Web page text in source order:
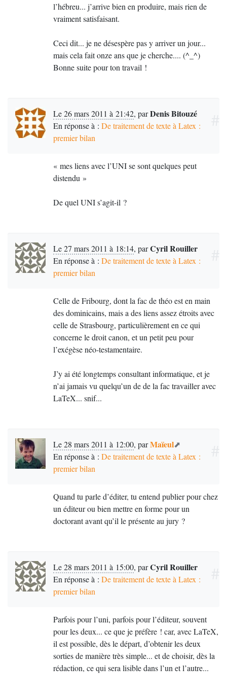
l’hébreu... j’arrive bien en produire, mais rien de
vraiment satisfaisant.
Ceci dit... je ne désespère pas y arriver un jour...
mais cela fait onze ans que je cherche.... (^_^)
Bonne suite pour ton travail !
Le 26 mars 2011 à 21:42, parDenis Bitouzé
En réponse à : De traitement de texte à Latex :
premier bilan
« mes liens avec l’UNIse sont quelques peut
distendu »
De quel UNIs’agit-il ?
Le 27 mars 2011 à 18:14, parCyril Rouiller
En réponse à : De traitement de texte à Latex :
premier bilan
Celle de Fribourg, dont la fac de théo est en main
des dominicains, mais a des liens assez étroits avec
celle de Strasbourg, particulièrement en ce qui
concerne le droit canon, et un petit peu pour
l’exégèse néo-testamentaire.
J’y ai été longtemps consultant informatique, et je
n’ai jamais vu quelqu’un de de la fac travailler avec
LaTeX... snif...
Le 28 mars 2011 à 12:00, parMaïeul
En réponse à : De traitement de texte à Latex :
premier bilan
Quand tu parle d’éditer, tu entend publier pour chez
un éditeur ou bien mettre en forme pour un
doctorant avant qu’il le présente au jury ?
Le 28 mars 2011 à 15:00, parCyril Rouiller
En réponse à : De traitement de texte à Latex :
premier bilan
Parfois pour l’uni, parfois pour l’éditeur, souvent
pour les deux... ce que je préfère ! car, avec LaTeX,
il est possible, dès le départ, d’obtenir les deux
sorties de manière très simple... et de choisir, dès la
rédaction, ce qui sera lisible dans l’un et l’autre...